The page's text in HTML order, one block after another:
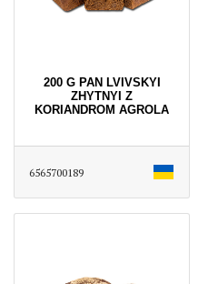
200 G PAN LVIVSKYI
ZHYTNYI Z
KORIANDROM AGROLA
6565700189